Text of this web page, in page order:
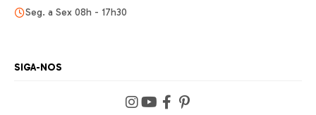
Seg. a Sex 08h - 17h30
SIGA-NOS